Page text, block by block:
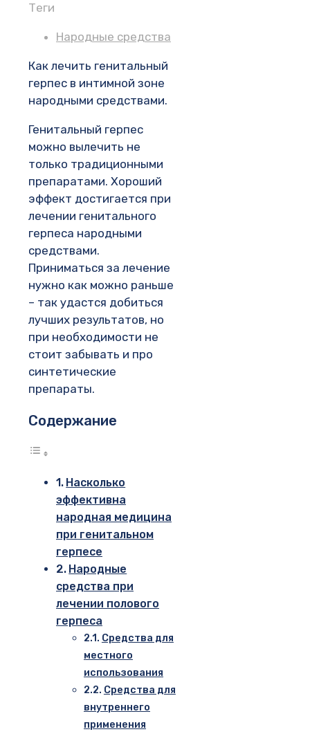
Теги
Народные средства
Как лечить генитальный
герпес в интимной зоне
народными средствами.
Генитальный герпес
можно вылечить не
только традиционными
препаратами. Хороший
эффект достигается при
лечении генитального
герпеса народными
средствами.
Приниматься за лечение
нужно как можно раньше
– так удастся добиться
лучших результатов, но
при необходимости не
стоит забывать и про
синтетические
препараты.
Содержание
Насколько
эффективна
народная медицина
при генитальном
герпесе
Народные
средства при
лечении полового
герпеса
Средства для
местного
использования
Средства для
внутреннего
применения